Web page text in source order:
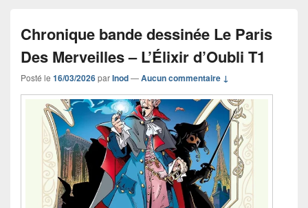
Chronique bande dessinée Le Paris
Des Merveilles – L’Élixir d’Oubli T1
Posté le 16/03/2026parInod—Aucun commentaire ↓